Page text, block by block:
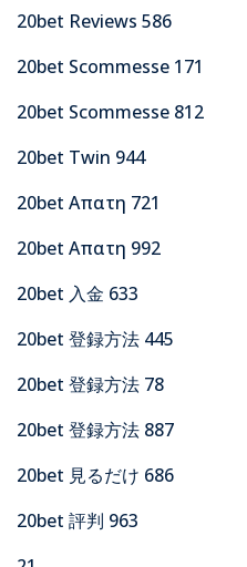
20bet Reviews 586
20bet Scommesse 171
20bet Scommesse 812
20bet Twin 944
20bet Απατη 721
20bet Απατη 992
20bet 入金 633
20bet 登録方法 445
20bet 登録方法 78
20bet 登録方法 887
20bet 見るだけ 686
20bet 評判 963